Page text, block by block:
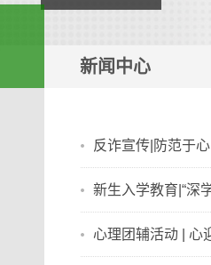
新闻中心
反诈宣传|防范于
新生入学教育|“深
心理团辅活动 | 心